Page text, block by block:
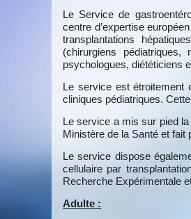
Le Service de
centre d’expertise
transplantations
(chirurgiens
psychologues, diététiciens
Le service est étroitement
cliniques pédiatriques.
Le service a mis sur pied
Ministère de la Santé et
Le service dispose
cellulaire par
Recherche Expérimentale
Adulte :